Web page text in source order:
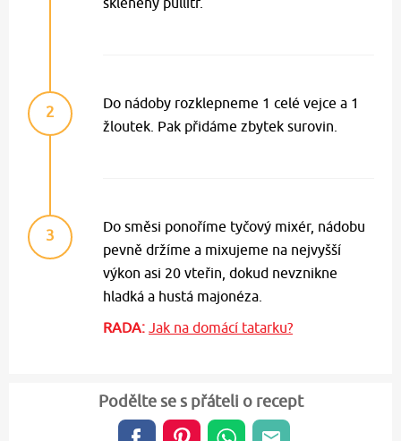
2
Do nádoby rozklepneme 1 celé vejce a 1
žloutek. Pak přidáme zbytek surovin.
3
Do směsi ponoříme tyčový mixér, nádobu
pevně držíme a mixujeme na nejvyšší
výkon asi 20 vteřin, dokud nevznikne
hladká a hustá majonéza.
RADA: Jak na domácí tatarku?
Podělte se s přáteli o recept